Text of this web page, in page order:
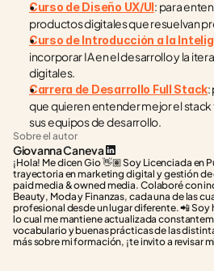
Curso de Diseño UX/UI: para
productos digitales que resuelvan
Curso de Introducción a la
incorporar IA en el desarrollo y la
digitales.
Carrera de Desarrollo Full Stack:
que quieren entender mejor el
sus equipos de desarrollo.
Sobre el autor
Giovanna Caneva
¡Hola! Me dicen Gio 👋🏽 Soy Licenciada en
trayectoria en marketing digital y gestión
paid media & owned media. Colaboré con
Beauty, Moda y Finanzas, cada una de las
profesional desde un lugar diferente. 📲 Soy
lo cual me mantiene actualizada
vocabulario y buenas prácticas de las
más sobre mi formación, ¡te invito a revisar